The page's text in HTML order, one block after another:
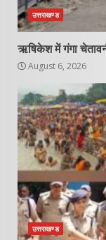
उत्तराखण्ड
ऋषिकेश में गंगा
August 6, 2026
उत्तराखण्ड